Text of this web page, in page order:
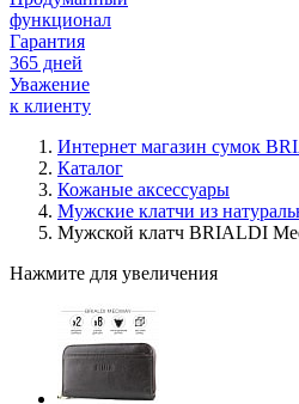
функционал
Гарантия
365 дней
Уважение
к клиенту
Интернет магазин сумок
Каталог
Кожаные аксессуары
Мужские клатчи из
Мужской клатч BRIALDI
Нажмите для увеличения